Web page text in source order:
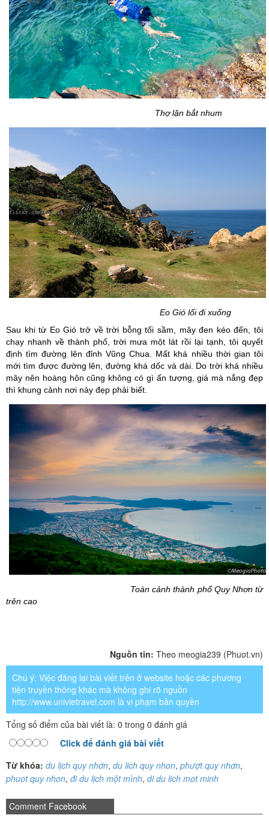
Thợ lặn bắt nhum
Eo Gió lối đi xuống
Sau khi từ Eo Gió trở về trời bỗng tối sầm, mây đen kéo đến, tôi
chạy nhanh về thành phố, trời mưa một lát rồi lại tạnh, tôi quyết
định tìm đường lên đỉnh Vũng Chua. Mất khá nhiều thời gian tôi
mới tìm được đường lên, đường khá dốc và dài. Do trời khá nhiều
mây nên hoàng hôn cũng không có gì ấn tượng, giá mà nắng đẹp
thì khung cảnh nơi này đẹp phải biết.
Toàn cảnh thành phố Quy Nhơn từ
trên cao
Nguồn tin: Theo meogia239 (Phuot.vn)
Chú ý: Việc đăng lại bài viết trên ở website hoặc các phương
tiện truyền thông khác mà không ghi rõ nguồn
http://www.univietravel.com là vi phạm bản quyền
Tổng số điểm của bài viết là: 0 trong 0 đánh giá
Click để đánh giá bài viết
Từ khóa: du lịch quy nhơn, du lich quy nhon, phượt quy nhơn,
phuot quy nhon, đi du lịch một mình, di du lich mot minh
Comment Facebook